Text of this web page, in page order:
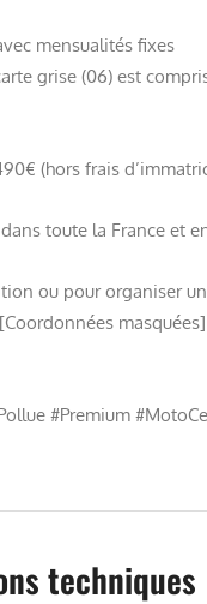
mensualités fixes
grise (06) est
(hors frais
toute la France et
ou pour organiser
#Premium
techniques